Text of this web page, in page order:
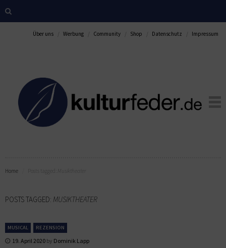
Über uns Werbung Community Shop Datenschutz Impressum
Home
POSTS TAGGED: MUSIKTHEATER
MUSICAL REZENSION
19. April 2020 by Dominik Lapp